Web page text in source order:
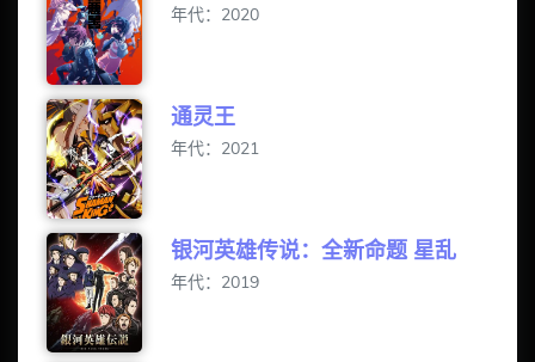
年代：2020
通灵王
年代：2021
银河英雄传说：全新命题 星乱
年代：2019